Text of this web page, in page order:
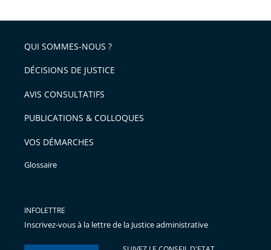
arriver
après
l'article
pour
avant
QUI SOMMES-NOUS ?
DÉCISIONS DE JUSTICE
AVIS CONSULTATIFS
PUBLICATIONS & COLLOQUES
VOS DÉMARCHES
Glossaire
INFOLETTRE
Inscrivez-vous à la lettre de la Justice administrative